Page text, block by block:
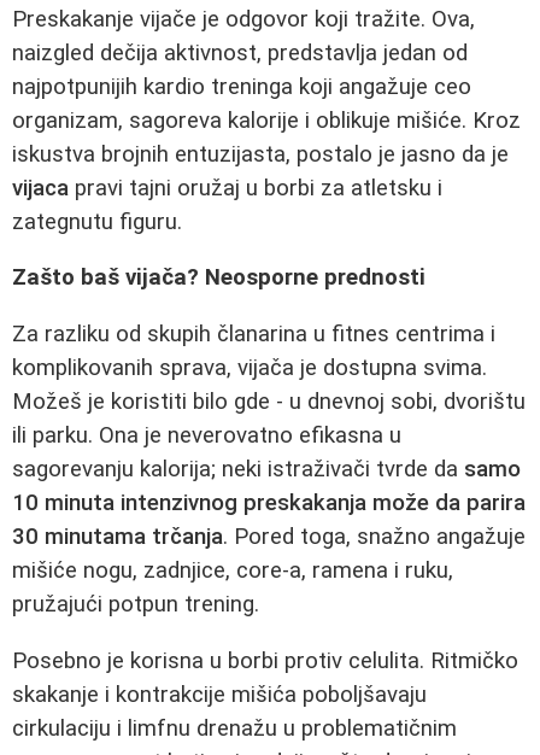
Preskakanje vijače je odgovor koji tražite. Ova,
naizgled dečija aktivnost, predstavlja jedan od
najpotpunijih kardio treninga koji angažuje ceo
organizam, sagoreva kalorije i oblikuje mišiće. Kroz
iskustva brojnih entuzijasta, postalo je jasno da je
vijaca pravi tajni oružaj u borbi za atletsku i
zategnutu figuru.
Zašto baš vijača? Neosporne prednosti
Za razliku od skupih članarina u fitnes centrima i
komplikovanih sprava, vijača je dostupna svima.
Možeš je koristiti bilo gde - u dnevnoj sobi, dvorištu
ili parku. Ona je neverovatno efikasna u
sagorevanju kalorija; neki istraživači tvrde da samo
10 minuta intenzivnog preskakanja može da parira
30 minutama trčanja. Pored toga, snažno angažuje
mišiće nogu, zadnjice, core-a, ramena i ruku,
pružajući potpun trening.
Posebno je korisna u borbi protiv celulita. Ritmičko
skakanje i kontrakcije mišića poboljšavaju
cirkulaciju i limfnu drenažu u problematičnim